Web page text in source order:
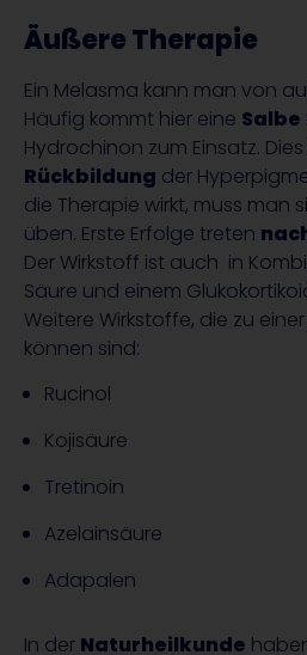
Äußere Therapie
Ein Melasma kann man von
Häufig kommt hier eine Salbe
Hydrochinon zum Einsatz.
Rückbildung der
die Therapie wirkt, muss man
üben. Erste Erfolge treten
Der Wirkstoff ist auch in
Säure und einem
Weitere Wirkstoffe, die zu
können sind:
Rucinol
Kojisäure
Tretinoin
Azelainsäure
Adapalen
In der Naturheilkunde